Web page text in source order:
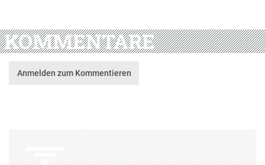
KOMMENTARE
Anmelden zum Kommentieren